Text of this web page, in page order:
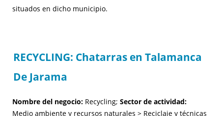
situados en dicho municipio.
RECYCLING: Chatarras en Talamanca
De Jarama
Nombre del negocio: Recycling; Sector de actividad:
Medio ambiente y recursos naturales > Reciclaje y técnicas